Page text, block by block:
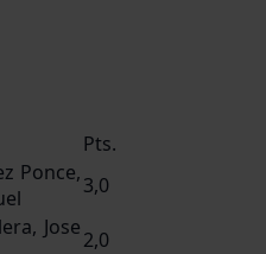
Pts.
Ponce,3,0
Jose2,0